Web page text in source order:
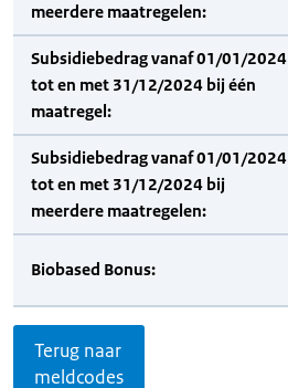
meerdere maatregelen:
Subsidiebedrag vanaf 01/01/2024
tot en met 31/12/2024 bij één
maatregel:
Subsidiebedrag vanaf 01/01/2024
tot en met 31/12/2024 bij
meerdere maatregelen:
Biobased Bonus:
Terug naar
meldcodes